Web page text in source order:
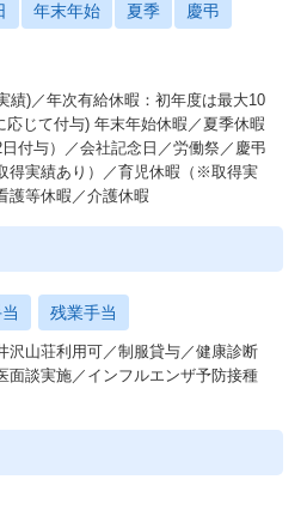
年末年始 夏季 慶弔
績)／年次有給休暇：初年度は最大10
応じて付与) 年末年始休暇／夏季休暇
日付与）／会社記念日／労働祭／慶弔
得実績あり）／育児休暇（※取得実
護等休暇／介護休暇
残業手当
沢山荘利用可／制服貸与／健康診断
面談実施／インフルエンザ予防接種